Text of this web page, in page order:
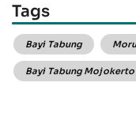
Tags
Bayi Tabung
Bayi Tabung Mojokerto